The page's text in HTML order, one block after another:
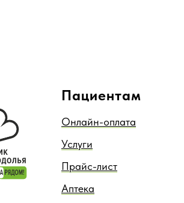
Пациентам
Онлайн-оплата
Услуги
Прайс-лист
Аптека